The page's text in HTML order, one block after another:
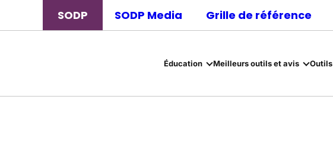
SODP SODP Media Grille de référence
Éducation Meilleurs outils et avis Outils